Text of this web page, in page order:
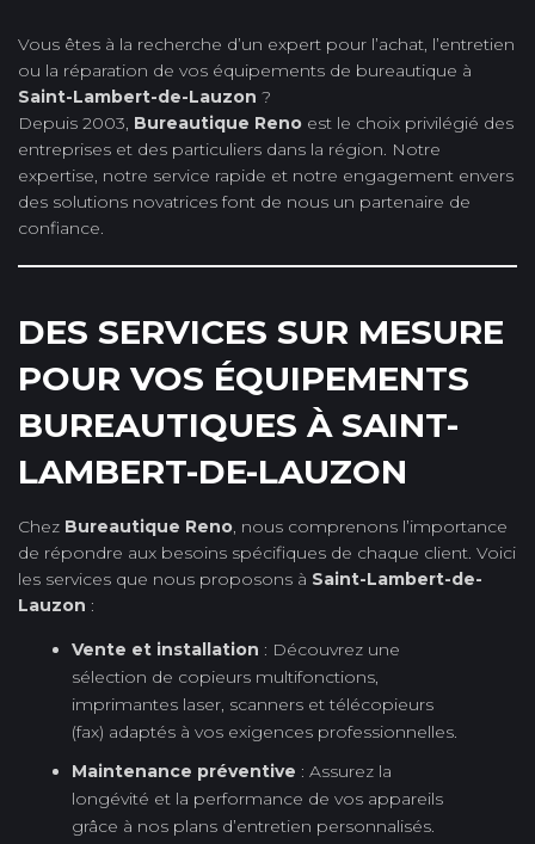
Vous êtes à la recherche d’un expert pour l’achat, l’entretien
ou la réparation de vos équipements de bureautique à
Saint-Lambert-de-Lauzon ?
Depuis 2003, Bureautique Reno est le choix privilégié des
entreprises et des particuliers dans la région. Notre
expertise, notre service rapide et notre engagement envers
des solutions novatrices font de nous un partenaire de
confiance.
DES SERVICES SUR MESURE
POUR VOS ÉQUIPEMENTS
BUREAUTIQUES À SAINT-
LAMBERT-DE-LAUZON
Chez Bureautique Reno, nous comprenons l’importance
de répondre aux besoins spécifiques de chaque client. Voici
les services que nous proposons à Saint-Lambert-de-
Lauzon :
Vente et installation : Découvrez une
sélection de copieurs multifonctions,
imprimantes laser, scanners et télécopieurs
(fax) adaptés à vos exigences professionnelles.
Maintenance préventive : Assurez la
longévité et la performance de vos appareils
grâce à nos plans d’entretien personnalisés.